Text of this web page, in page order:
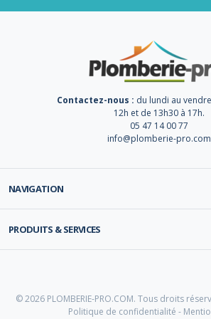
Contactez-nous : du lundi au
12h et de 13h30 à 17h.
05 47 14 00 77
info@plomberie-pro.com
NAVIGATION
PRODUITS & SERVICES
© 2026 PLOMBERIE-PRO.COM. Tous droits
Politique de confidentialité -